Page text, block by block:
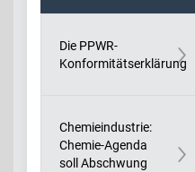
BEITRÄGE:
Die PPWR-
Konformitätserklärung
Chemieindustrie:
Chemie-Agenda
soll Abschwung